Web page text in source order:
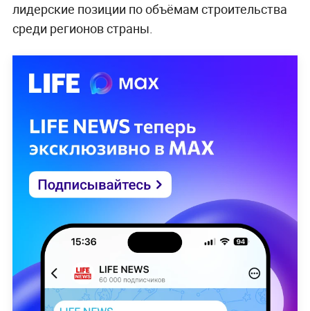
лидерские позиции по объёмам строительства
среди регионов страны.